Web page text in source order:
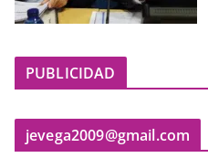
PUBLICIDAD
jevega2009@gmail.com